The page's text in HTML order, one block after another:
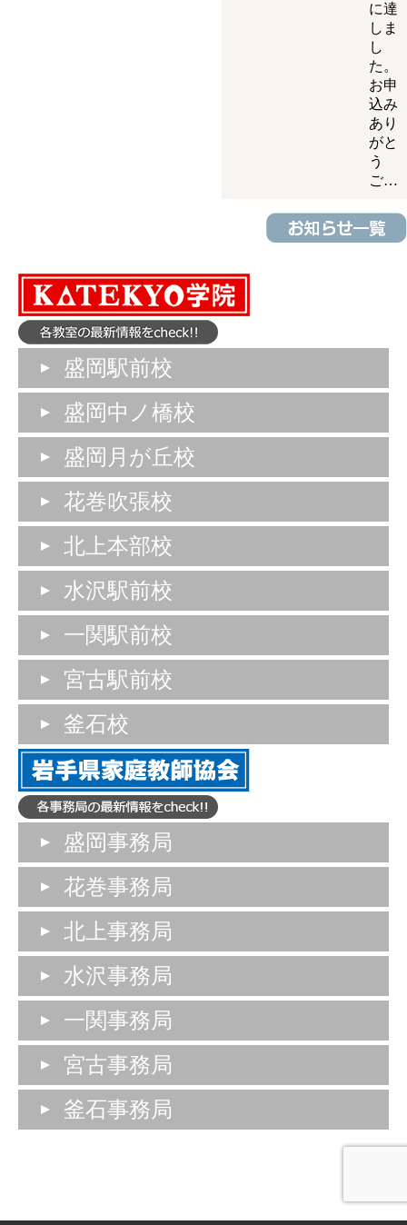
に達
しま
し
た。
お申
込み
あり
がと
う
ご…
盛岡駅前校
盛岡中ノ橋校
盛岡月が丘校
花巻吹張校
北上本部校
水沢駅前校
一関駅前校
宮古駅前校
釜石校
盛岡事務局
花巻事務局
北上事務局
水沢事務局
一関事務局
宮古事務局
釜石事務局